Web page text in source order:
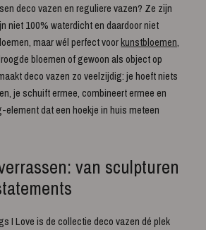
deco vazen en reguliere vazen? Ze zijn
niet 100% waterdicht en daardoor niet
maar wél perfect voorkunstbloemen,
bloemen of gewoon als object op
deco vazen zo veelzijdig: je hoeft niets
je schuift ermee, combineert ermee en
dat een hoekje in huis meteen
van sculpturen
I Love is de collectie deco vazen dé plek